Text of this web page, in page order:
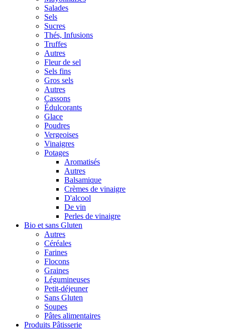
Salades
Sels
Sucres
Thés, Infusions
Truffes
Autres
Fleur de sel
Sels fins
Gros sels
Autres
Cassons
Édulcorants
Glace
Poudres
Vergeoises
Vinaigres
Potages
Aromatisés
Autres
Balsamique
Crèmes de vinaigre
D'alcool
De vin
Perles de vinaigre
Bio et sans Gluten
Autres
Céréales
Farines
Flocons
Graines
Légumineuses
Petit-déjeuner
Sans Gluten
Soupes
Pâtes alimentaires
Produits Pâtisserie